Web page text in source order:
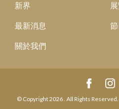
新界
最新消息 節
關於我們
© Copyright 2026 . All Rights